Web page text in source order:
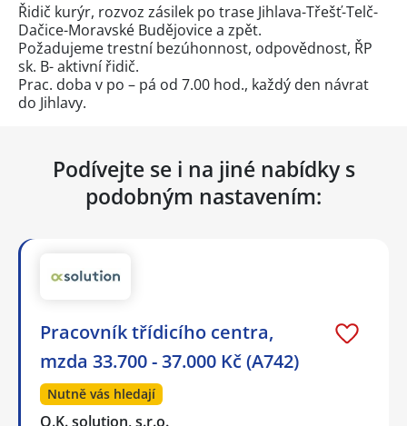
Řidič kurýr, rozvoz zásilek po trase Jihlava-Třešť-Telč-
Dačice-Moravské Budějovice a zpět.
Požadujeme trestní bezúhonnost, odpovědnost, ŘP
sk. B- aktivní řidič.
Prac. doba v po – pá od 7.00 hod., každý den návrat
do Jihlavy.
Podívejte se i na jiné nabídky s
podobným nastavením:
Pracovník třídicího centra,
mzda 33.700 - 37.000 Kč (A742)
Nutně vás hledají
O.K. solution, s.r.o.